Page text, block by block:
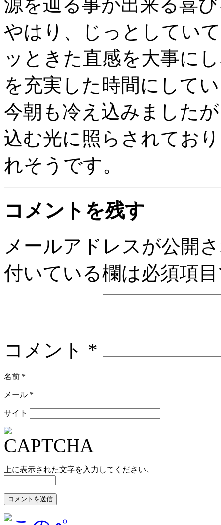
源を辿る事が出来る喜
やはり、じっとしてい
ッときた直感を大事に
を充実した時間にして
今朝も冷え込みました
込む光に照らされてお
れそうです。
コメントを残す
メールアドレスが公開
付いている欄は必須項
コメント *
名前 *
メール *
サイト
上に表示された文字を入力してください。